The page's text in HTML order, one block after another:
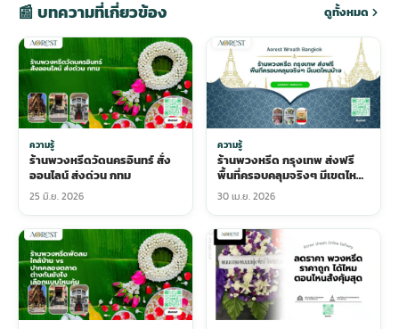
📰 บทความที่เกี่ยวข้อง ดูทั้งหมด
ความรู้
ร้านพวงหรีดวัดนครอินทร์ สั่ง
ออนไลน์ ส่งด่วน กทม
25 มิ.ย. 2026
ความรู้
ร้านพวงหรีด กรุงเทพ ส่งฟรี
พื้นที่ครอบคลุมจริงๆ มีเขตไหน
บ้าง
30 เม.ย. 2026